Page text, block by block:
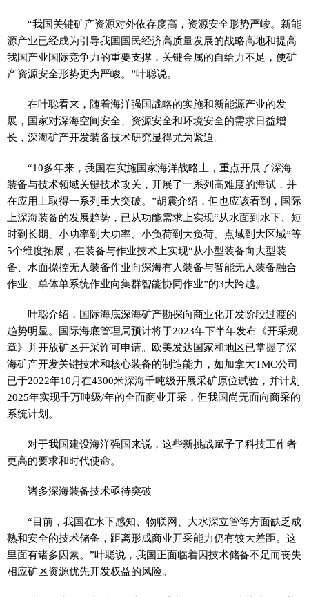
“我国关键矿产资源对外依存度高，资源安全形势严峻。新能
源产业已经成为引导我国国民经济高质量发展的战略高地和提高
我国产业国际竞争力的重要支撑，关键金属的自给力不足，使矿
产资源安全形势更为严峻。”叶聪说。
在叶聪看来，随着海洋强国战略的实施和新能源产业的发
展，国家对深海空间安全、资源安全和环境安全的需求日益增
长，深海矿产开发装备技术研究显得尤为紧迫。
“10多年来，我国在实施国家海洋战略上，重点开展了深海
装备与技术领域关键技术攻关，开展了一系列高难度的海试，并
在应用上取得一系列重大突破。”胡震介绍，但也应该看到，国际
上深海装备的发展趋势，已从功能需求上实现“从水面到水下、短
时到长期、小功率到大功率、小负荷到大负荷、点域到大区域”等
5个维度拓展，在装备与作业技术上实现“从小型装备向大型装
备、水面操控无人装备作业向深海有人装备与智能无人装备融合
作业、单体单系统作业向集群智能协同作业”的3大跨越。
叶聪介绍，国际海底深海矿产勘探向商业化开发阶段过渡的
趋势明显。国际海底管理局预计将于2023年下半年发布《开采规
章》并开放矿区开采许可申请。欧美发达国家和地区已掌握了深
海矿产开发关键技术和核心装备的制造能力，如加拿大TMC公司
已于2022年10月在4300米深海千吨级开展采矿原位试验，并计划
2025年实现千万吨级/年的全面商业开采，但我国尚无面向商采的
系统计划。
对于我国建设海洋强国来说，这些新挑战赋予了科技工作者
更高的要求和时代使命。
诸多深海装备技术亟待突破
“目前，我国在水下感知、物联网、大水深立管等方面缺乏成
熟和安全的技术储备，距离形成商业开采能力仍有较大差距。这
里面有诸多因素。”叶聪说，我国正面临着因技术储备不足而丧失
相应矿区资源优先开发权益的风险。